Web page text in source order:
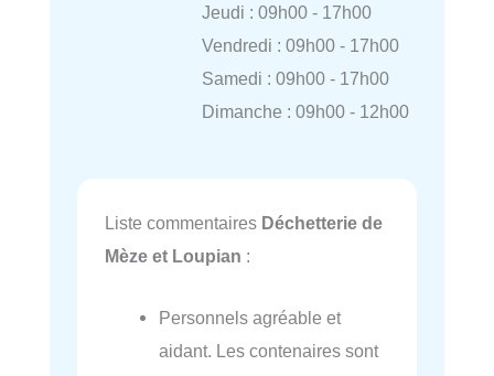
Jeudi : 09h00 - 17h00
Vendredi : 09h00 - 17h00
Samedi : 09h00 - 17h00
Dimanche : 09h00 - 12h00
Liste commentaires Déchetterie de
Mèze et Loupian :
Personnels agréable et
aidant. Les contenaires sont